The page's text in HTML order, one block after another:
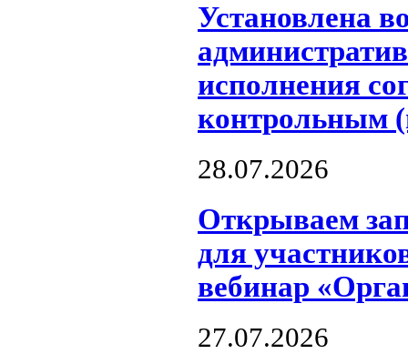
Установлена
исполнения
контрольным
28.07.2026
Открываем
для
вебинар
27.07.2026